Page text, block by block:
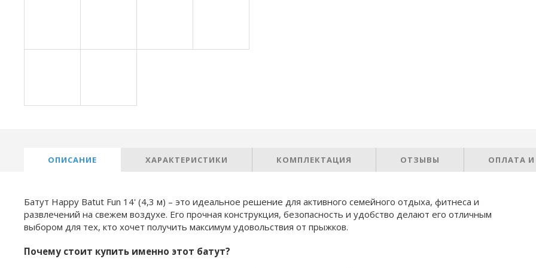
ОПИСАНИЕ ХАРАКТЕРИСТИКИ КОМПЛЕКТАЦИЯ ОТЗЫВЫ ОПЛАТА
Батут Happy Batut Fun 14' (4,3 м) – это идеальное решение для активного семейного отдыха, фитнеса и
развлечений на свежем воздухе. Его прочная конструкция, безопасность и удобство делают его отличным
выбором для тех, кто хочет получить максимум удовольствия от прыжков.
Почему стоит купить именно этот батут?